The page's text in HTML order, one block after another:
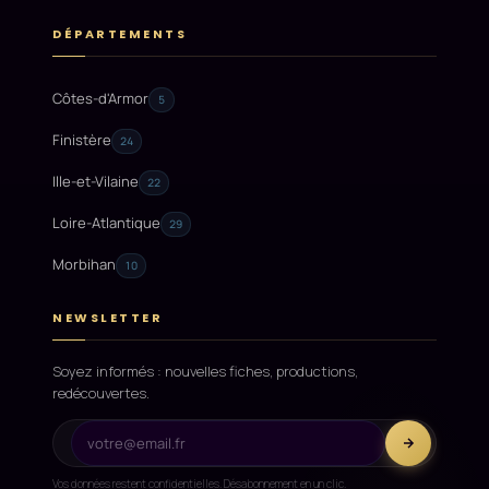
DÉPARTEMENTS
Côtes-d'Armor 5
Finistère 24
Ille-et-Vilaine 22
Loire-Atlantique 29
Morbihan 10
NEWSLETTER
Soyez informés : nouvelles fiches, productions,
redécouvertes.
Vos données restent confidentielles. Désabonnement en un clic.